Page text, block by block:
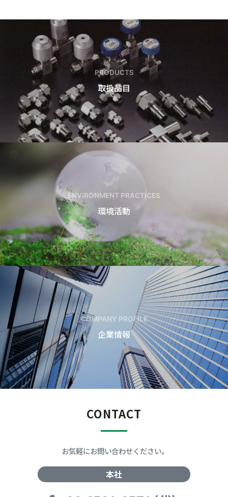
PRODUCTS
取扱品目
ENVIRONMENT PRACTICES
環境活動
COMPANY PROFILE
企業情報
CONTACT
お気軽にお問い合わせください。
本社